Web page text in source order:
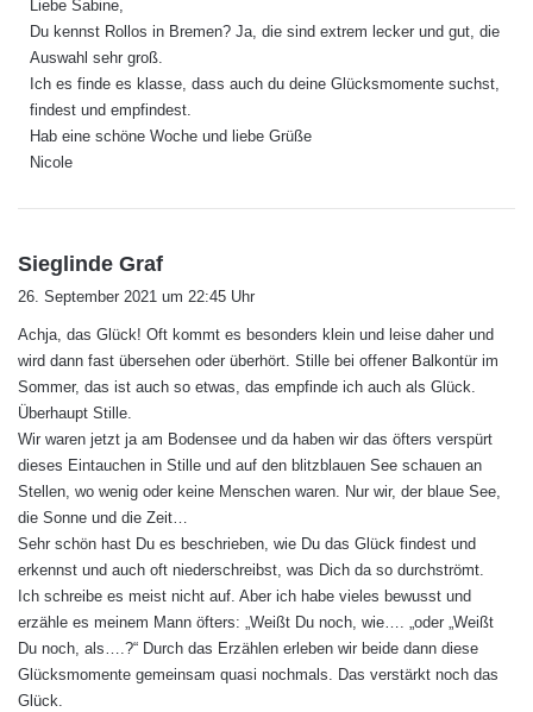
t
:
Liebe Sabine,
Du kennst Rollos in Bremen? Ja, die sind extrem lecker und gut, die
Auswahl sehr groß.
Ich es finde es klasse, dass auch du deine Glücksmomente suchst,
findest und empfindest.
Hab eine schöne Woche und liebe Grüße
Nicole
Sieglinde Graf
t
:
26. September 2021 um 22:45 Uhr
Achja, das Glück! Oft kommt es besonders klein und leise daher und
wird dann fast übersehen oder überhört. Stille bei offener Balkontür im
Sommer, das ist auch so etwas, das empfinde ich auch als Glück.
Überhaupt Stille.
Wir waren jetzt ja am Bodensee und da haben wir das öfters verspürt
dieses Eintauchen in Stille und auf den blitzblauen See schauen an
Stellen, wo wenig oder keine Menschen waren. Nur wir, der blaue See,
die Sonne und die Zeit…
Sehr schön hast Du es beschrieben, wie Du das Glück findest und
erkennst und auch oft niederschreibst, was Dich da so durchströmt.
Ich schreibe es meist nicht auf. Aber ich habe vieles bewusst und
erzähle es meinem Mann öfters: „Weißt Du noch, wie…. „oder „Weißt
Du noch, als….?“ Durch das Erzählen erleben wir beide dann diese
Glücksmomente gemeinsam quasi nochmals. Das verstärkt noch das
Glück.